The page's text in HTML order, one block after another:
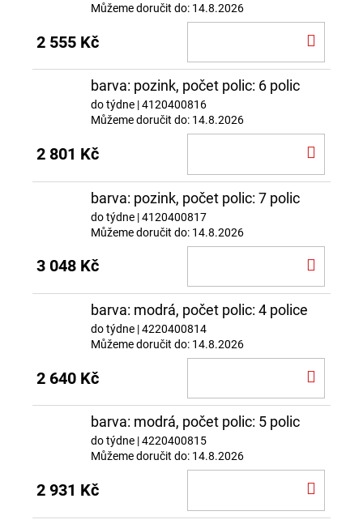
Můžeme doručit do: 14.8.2026
2 555 Kč
barva: pozink, počet polic: 6 polic
do týdne | 4120400816
Můžeme doručit do: 14.8.2026
2 801 Kč
barva: pozink, počet polic: 7 polic
do týdne | 4120400817
Můžeme doručit do: 14.8.2026
3 048 Kč
barva: modrá, počet polic: 4 police
do týdne | 4220400814
Můžeme doručit do: 14.8.2026
2 640 Kč
barva: modrá, počet polic: 5 polic
do týdne | 4220400815
Můžeme doručit do: 14.8.2026
2 931 Kč